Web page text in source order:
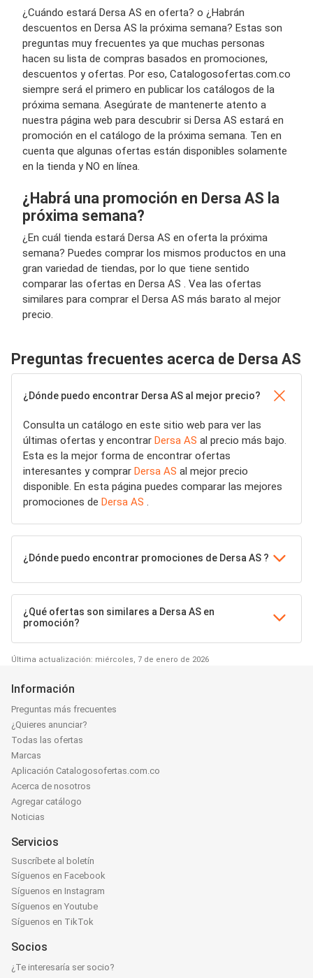
¿Cuándo estará Dersa AS en oferta? o ¿Habrán
descuentos en Dersa AS la próxima semana? Estas son
preguntas muy frecuentes ya que muchas personas
hacen su lista de compras basados en promociones,
descuentos y ofertas. Por eso, Catalogosofertas.com.co
siempre será el primero en publicar los catálogos de la
próxima semana. Asegúrate de mantenerte atento a
nuestra página web para descubrir si Dersa AS estará en
promoción en el catálogo de la próxima semana. Ten en
cuenta que algunas ofertas están disponibles solamente
en la tienda y NO en línea.
¿Habrá una promoción en Dersa AS la
próxima semana?
¿En cuál tienda estará Dersa AS en oferta la próxima
semana? Puedes comprar los mismos productos en una
gran variedad de tiendas, por lo que tiene sentido
comparar las ofertas en Dersa AS . Vea las ofertas
similares para comprar el Dersa AS más barato al mejor
precio.
Preguntas frecuentes acerca de Dersa AS
¿Dónde puedo encontrar Dersa AS al mejor precio?
Consulta un catálogo en este sitio web para ver las
últimas ofertas y encontrar Dersa AS al precio más bajo.
Esta es la mejor forma de encontrar ofertas
interesantes y comprar Dersa AS al mejor precio
disponible. En esta página puedes comparar las mejores
promociones de Dersa AS
¿Dónde puedo encontrar promociones de Dersa AS ?
¿Qué ofertas son similares a Dersa AS en
promoción?
Última actualización: miércoles, 7 de enero de 2026
Información
Preguntas más frecuentes
¿Quieres anunciar?
Todas las ofertas
Marcas
Aplicación Catalogosofertas.com.co
Acerca de nosotros
Agregar catálogo
Noticias
Servicios
Suscríbete al boletín
Síguenos en Facebook
Síguenos en Instagram
Síguenos en Youtube
Síguenos en TikTok
Socios
¿Te interesaría ser socio?